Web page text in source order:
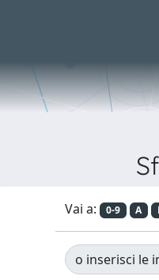
Vai a: 0-9 A
o inserisci le